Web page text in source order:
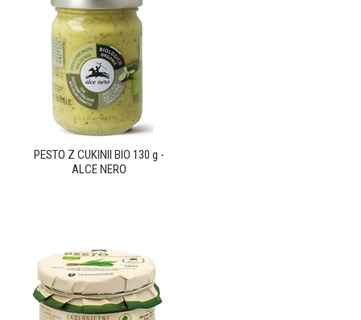
PESTO Z CUKINII BIO 130 g -
ALCE NERO